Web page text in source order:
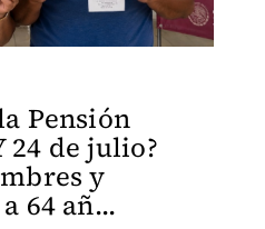
Pensión
24 de julio?
y
64 añ...